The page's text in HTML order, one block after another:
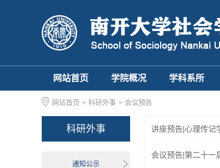
网站首页 学院概况 学科系所
网站首页 > 科研外事 > 会议预告
科研外事
通知公示
讲座预告|心理传记
会议预告|第二十